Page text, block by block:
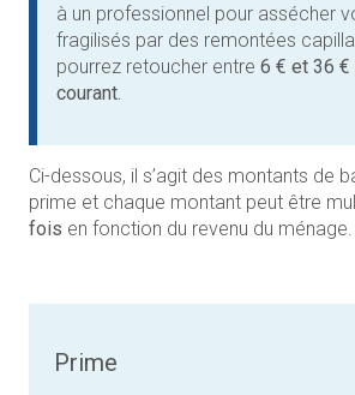
à un professionnel pour assécher
fragilisés par des remontées
pourrez retoucher entre 6 € et 36 €
courant.
Ci-dessous, il s’agit des montants de
prime et chaque montant peut être
fois en fonction du revenu du ménage.
Prime